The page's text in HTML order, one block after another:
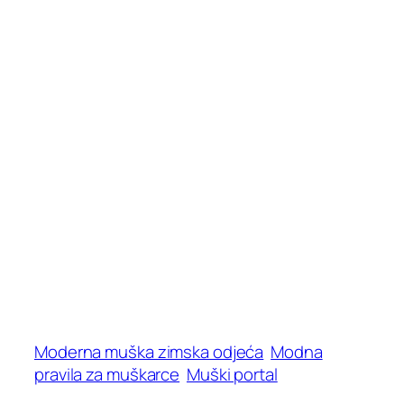
Moderna muška zimska odjeća Modna
pravila za muškarce Muški portal